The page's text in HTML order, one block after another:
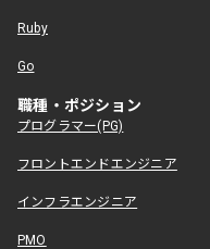
Ruby
Go
職種・ポジション
プログラマー(PG)
フロントエンドエンジニア
インフラエンジニア
PMO